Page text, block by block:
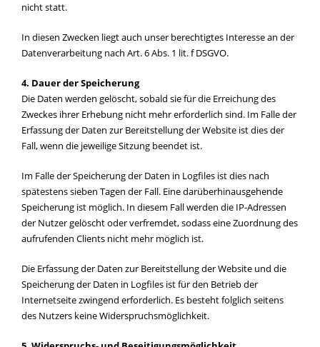
nicht statt.
In diesen Zwecken liegt auch unser berechtigtes Interesse an der
Datenverarbeitung nach Art. 6 Abs. 1 lit. f DSGVO.
4. Dauer der Speicherung
Die Daten werden gelöscht, sobald sie für die Erreichung des
Zweckes ihrer Erhebung nicht mehr erforderlich sind. Im Falle der
Erfassung der Daten zur Bereitstellung der Website ist dies der
Fall, wenn die jeweilige Sitzung beendet ist.
Im Falle der Speicherung der Daten in Logfiles ist dies nach
spätestens sieben Tagen der Fall. Eine darüberhinausgehende
Speicherung ist möglich. In diesem Fall werden die IP-Adressen
der Nutzer gelöscht oder verfremdet, sodass eine Zuordnung des
aufrufenden Clients nicht mehr möglich ist.
Die Erfassung der Daten zur Bereitstellung der Website und die
Speicherung der Daten in Logfiles ist für den Betrieb der
Internetseite zwingend erforderlich. Es besteht folglich seitens
des Nutzers keine Widerspruchsmöglichkeit.